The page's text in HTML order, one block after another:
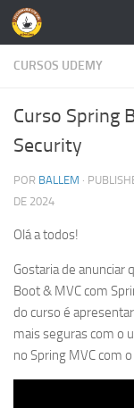
Skip to content
CURSOS UDEMY
Curso Spring
Security
POR BALLEM ·
DE 2024
Olá a todos!
Gostaria de anunciar
Boot & MVC com
do curso é
mais seguras com o
no Spring MVC com